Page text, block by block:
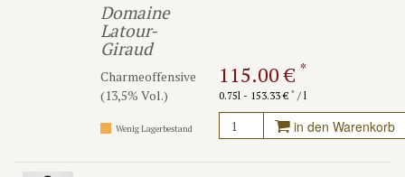
Domaine
Latour-
Giraud
Charmeoffensive
(13,5% Vol.)
Wenig Lagerbestand
115.00 € *
0.75l - 153.33 € */ l
in den Warenkorb